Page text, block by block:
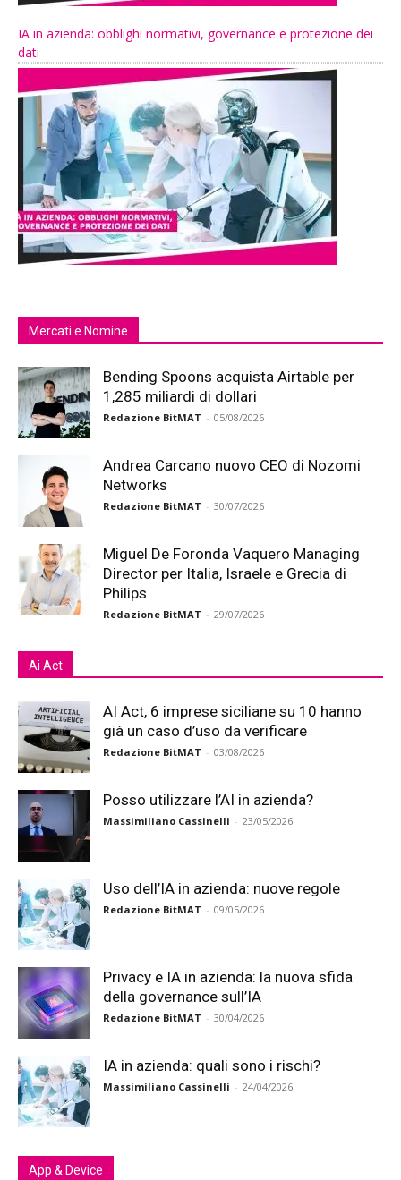
IA in azienda: obblighi normativi, governance e protezione dei
dati
Mercati e Nomine
Bending Spoons acquista Airtable per
1,285 miliardi di dollari
Redazione BitMAT - 05/08/2026
Andrea Carcano nuovo CEO di Nozomi
Networks
Redazione BitMAT - 30/07/2026
Miguel De Foronda Vaquero Managing
Director per Italia, Israele e Grecia di
Philips
Redazione BitMAT - 29/07/2026
Ai Act
AI Act, 6 imprese siciliane su 10 hanno
già un caso d’uso da verificare
Redazione BitMAT - 03/08/2026
Posso utilizzare l’AI in azienda?
Massimiliano Cassinelli - 23/05/2026
Uso dell’IA in azienda: nuove regole
Redazione BitMAT - 09/05/2026
Privacy e IA in azienda: la nuova sfida
della governance sull’IA
Redazione BitMAT - 30/04/2026
IA in azienda: quali sono i rischi?
Massimiliano Cassinelli - 24/04/2026
App & Device